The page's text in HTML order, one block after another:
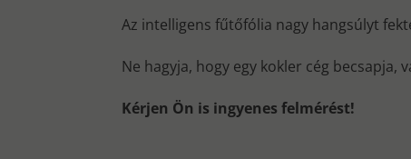
Az intelligens fűtőfólia nagy hangsúlyt
Ne hagyja, hogy egy kokler cég
Kérjen Ön is ingyenes felmérést!